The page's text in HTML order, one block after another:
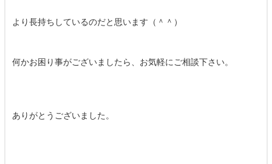
より長持ちしているのだと思います（＾＾）
何かお困り事がございましたら、お気軽にご相談下さい。
ありがとうございました。